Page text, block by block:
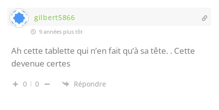
gilbert5866
9 années plus tôt
Ah cette tablette qui n’en fait qu’à sa tête. . Cette
devenue certes
0 0 Répondre